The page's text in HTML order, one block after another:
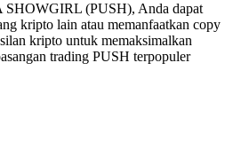
SHOWGIRL (PUSH), Anda dapat
kripto lain atau memanfaatkan copy
kripto untuk memaksimalkan
trading PUSH terpopuler